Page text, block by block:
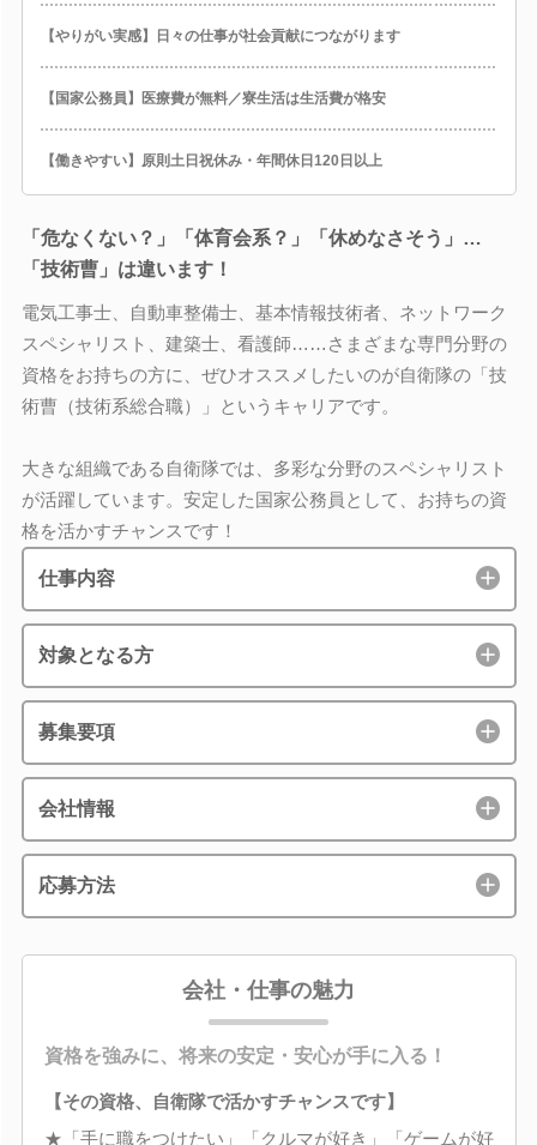
【やりがい実感】日々の仕事が社会貢献につながります
【国家公務員】医療費が無料／寮生活は生活費が格安
【働きやすい】原則土日祝休み・年間休日120日以上
「危なくない？」「体育会系？」「休めなさそう」…
「技術曹」は違います！
電気工事士、自動車整備士、基本情報技術者、ネットワーク
スペシャリスト、建築士、看護師……さまざまな専門分野の
資格をお持ちの方に、ぜひオススメしたいのが自衛隊の「技
術曹（技術系総合職）」というキャリアです。
大きな組織である自衛隊では、多彩な分野のスペシャリスト
が活躍しています。安定した国家公務員として、お持ちの資
格を活かすチャンスです！
仕事内容
対象となる方
募集要項
会社情報
応募方法
会社・仕事の魅力
資格を強みに、将来の安定・安心が手に入る！
【その資格、自衛隊で活かすチャンスです】
★「手に職をつけたい」「クルマが好き」「ゲームが好